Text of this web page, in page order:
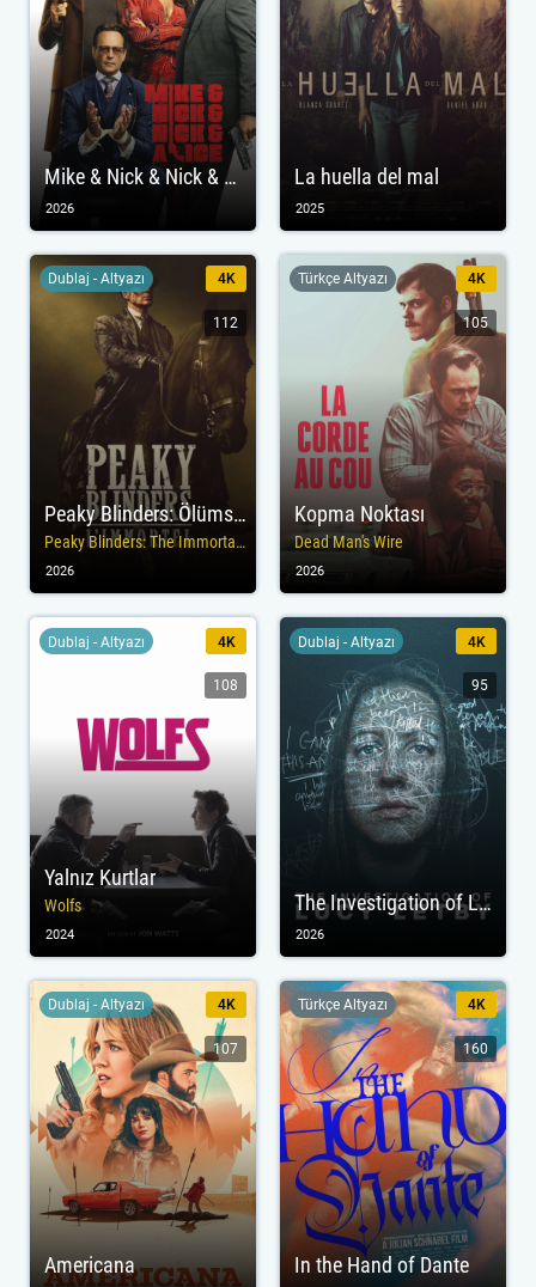
Mike & Nick & Nick & Alice
2026
La huella del mal
2025
Peaky Blinders: Ölümsüz Adam
Peaky Blinders: The Immortal Man
Dublaj - Altyazı 4K
112
2026
Kopma Noktası
Dead Man's Wire
Türkçe Altyazı 4K
105
2026
Yalnız Kurtlar
Wolfs
Dublaj - Altyazı 4K
108
2024
The Investigation of Lucy Letby
Dublaj - Altyazı 4K
95
2026
Americana
Dublaj - Altyazı 4K
107
In the Hand of Dante
Türkçe Altyazı 4K
160